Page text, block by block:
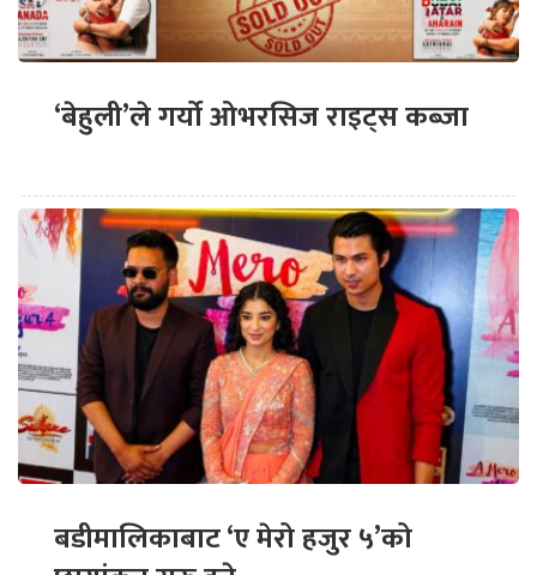
‘बेहुली’ले गर्यो ओभरसिज राइट्स कब्जा
बडीमालिकाबाट ‘ए मेरो हजुर ५’को